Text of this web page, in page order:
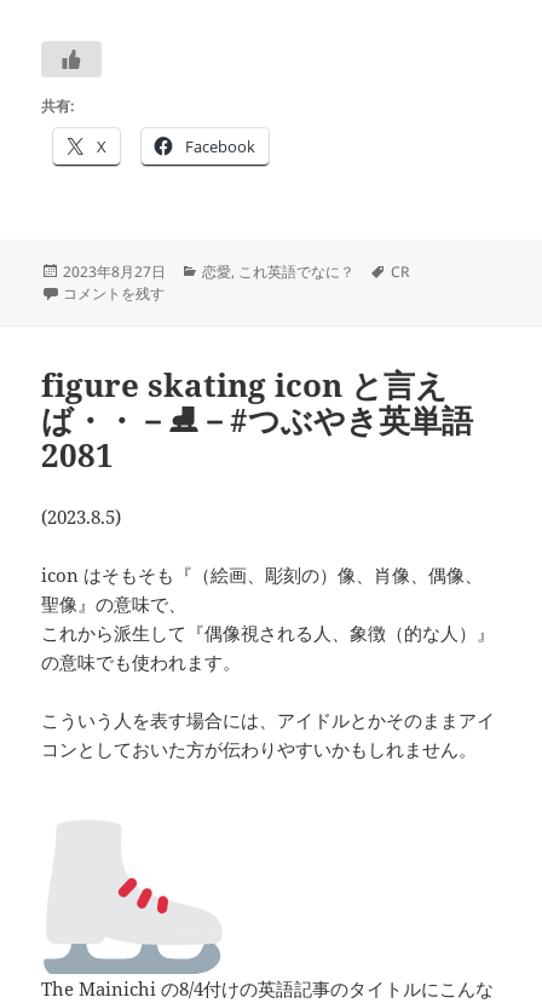
共有:
X Facebook
投
稿
2023年8月27日
カ
恋愛, これ英語でなに？
タ
CR
「片思いの相手」の英語は
コメントを残す
figure skating icon と言え
ば・・－⛸－#つぶやき英単語
2081
(2023.8.5)
icon はそもそも『（絵画、彫刻の）像、肖像、偶像、
聖像』の意味で、
これから派生して『偶像視される人、象徴（的な人）』
の意味でも使われます。
こういう人を表す場合には、アイドルとかそのままアイ
コンとしておいた方が伝わりやすいかもしれません。
The Mainichi の8/4付けの英語記事のタイトルにこんな